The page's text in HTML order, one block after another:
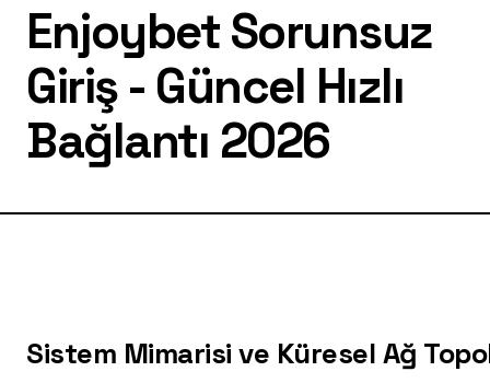
Enjoybet Sorunsuz
Giriş - Güncel Hızlı
Bağlantı 2026
Sistem Mimarisi ve Küresel Ağ